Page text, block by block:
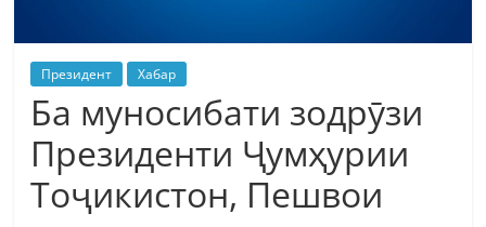
Президент Хабар
Ба муносибати зодрӯзи
Президенти Ҷумҳурии
Тоҷикистон, Пешвои